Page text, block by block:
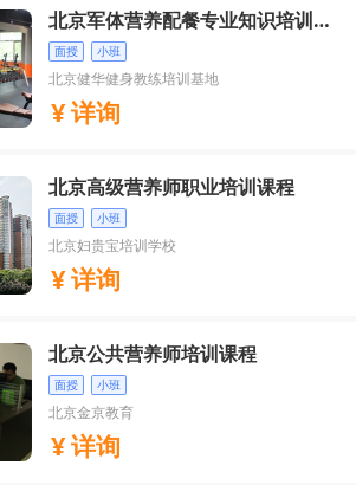
北京军体营养配餐专业知识培训课
程
面授 小班
北京健华健身教练培训基地
详询
北京高级营养师职业培训课程
面授 小班
北京妇贵宝培训学校
详询
北京公共营养师培训课程
面授 小班
北京金京教育
详询